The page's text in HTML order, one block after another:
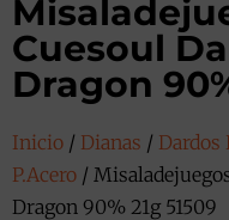
Cuesoul
Dragon
Inicio / Dianas / Dardos
P.Acero /
Dragon 90% 21g 51509